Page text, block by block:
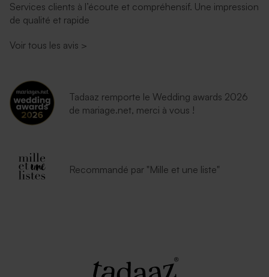
Services clients à l’écoute et compréhensif. Une impression
de qualité et rapide
Voir tous les avis >
Tadaaz remporte le Wedding awards 2026
de mariage.net, merci à vous !
Recommandé par "Mille et une liste"